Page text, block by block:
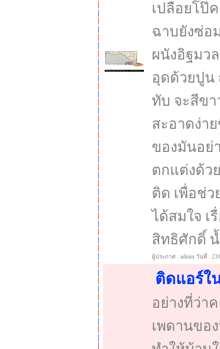
เปลือยโป๊
ฉาบยังซ่อ
ผนังอิฐมว
อุดด้วยปูน
ทับ จะสีขา
สะอาดง่า
ของมันอย่
ตกแต่งด้ว
ติด เพื่อช่
ได้สมใจ เ
สิทธิศักดิ์ น้
ผู้ประกาศ : admin วันที่ : 23/
ติดแอร์ใ
อย่างที่ว่า
เพดานขอ